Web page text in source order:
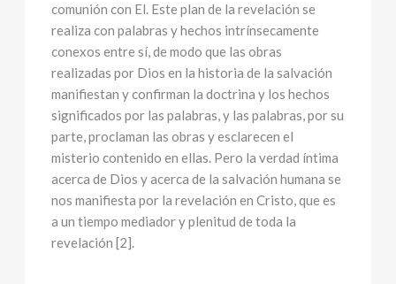
comunión con El. Este plan de la revelación se
realiza con palabras y hechos intrínsecamente
conexos entre sí, de modo que las obras
realizadas por Dios en la historia de la salvación
manifiestan y confirman la doctrina y los hechos
significados por las palabras, y las palabras, por su
parte, proclaman las obras y esclarecen el
misterio contenido en ellas. Pero la verdad íntima
acerca de Dios y acerca de la salvación humana se
nos manifiesta por la revelación en Cristo, que es
a un tiempo mediador y plenitud de toda la
revelación [2].